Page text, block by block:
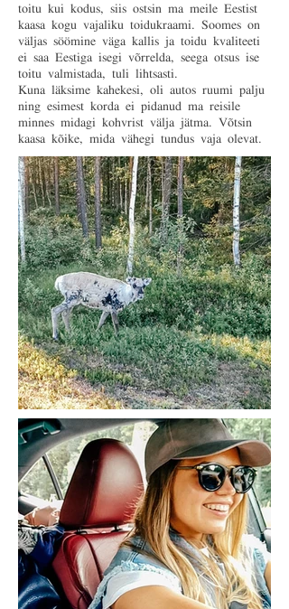
toitu kui kodus, siis ostsin ma meile Eestist
kaasa kogu vajaliku toidukraami. Soomes on
väljas söömine väga kallis ja toidu kvaliteeti
ei saa Eestiga isegi võrrelda, seega otsus ise
toitu valmistada, tuli lihtsasti.
Kuna läksime kahekesi, oli autos ruumi palju
ning esimest korda ei pidanud ma reisile
minnes midagi kohvrist välja jätma. Võtsin
kaasa kõike, mida vähegi tundus vaja olevat.